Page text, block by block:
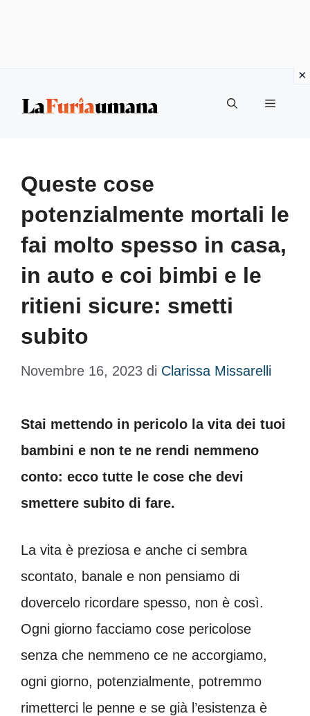
Menu
Queste cose
potenzialmente mortali le
fai molto spesso in casa,
in auto e coi bimbi e le
ritieni sicure: smetti
subito
Novembre 16, 2023 di Clarissa Missarelli
Stai mettendo in pericolo la vita dei tuoi
bambini e non te ne rendi nemmeno
conto: ecco tutte le cose che devi
smettere subito di fare.
La vita è preziosa e anche ci sembra
scontato, banale e non pensiamo di
dovercelo ricordare spesso, non è così.
Ogni giorno facciamo cose pericolose
senza che nemmeno ce ne accorgiamo,
ogni giorno, potenzialmente, potremmo
rimetterci le penne e se già l’esistenza è